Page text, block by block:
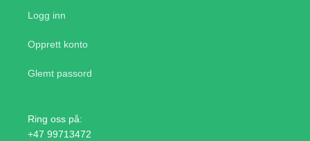
Logg inn
Opprett konto
Glemt passord
Ring oss på:
+47 99713472